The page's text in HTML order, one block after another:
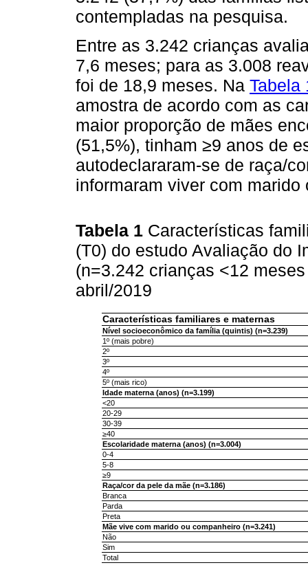
contempladas na pesquisa.
Entre as 3.242 crianças
7,6 meses; para as 3.008
foi de 18,9 meses. Na Tabela
amostra de acordo com as
maior proporção de mães
(51,5%), tinham ≥9 anos de
autodeclararam-se de raça/
informaram viver com marido
Tabela 1 Características
(T0) do estudo Avaliação do
(n=3.242 crianças <12
abril/2019
Características familiares e maternas
Nível socioeconômico da família (quintis) (n=3.239)
1º (mais pobre)
2º
3º
4º
5º (mais rico)
Idade materna (anos) (n=3.199)
<20
20-29
30-39
≥40
Escolaridade materna (anos) (n=3.004)
0-4
5-8
≥9
Raça/cor da pele da mãe (n=3.186)
Branca
Parda
Preta
Mãe vive com marido ou companheiro (n=3.241)
Não
Sim
Total